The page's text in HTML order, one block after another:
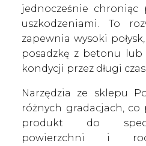
jednocześnie chroniąc
uszkodzeniami. To
zapewnia wysoki
posadzkę z betonu lub
kondycji przez długi czas.
Narzędzia ze sklepu
różnych gradacjach, co
produkt do
powierzchni i